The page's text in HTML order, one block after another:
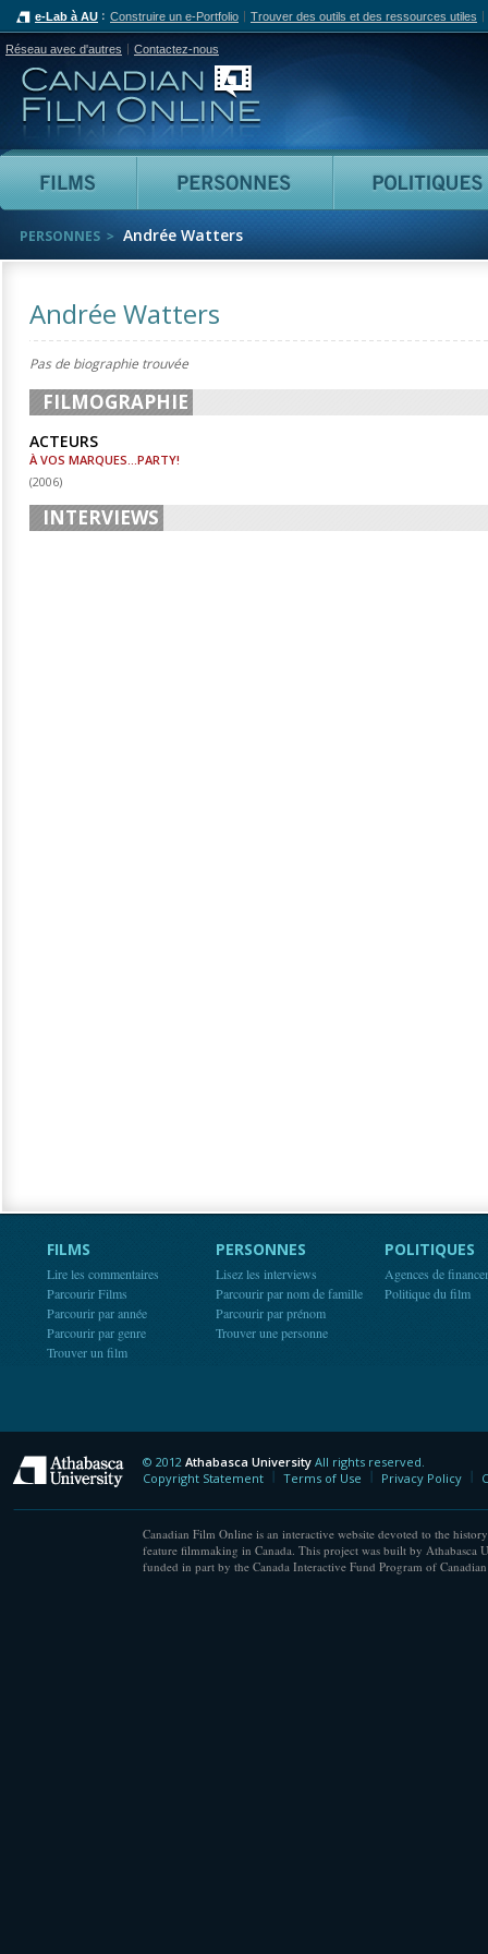
e-Lab à AU Construire un e-Portfolio Trouver des outils et des ressources utiles
Réseau avec d'autres Contactez-nous
Canadian Film Online
Films Personnes
PERSONNES Andrée Watters
Andrée Watters
Pas de biographie trouvée
FILMOGRAPHIE
ACTEURS
À VOS MARQUES...PARTY!
(2006)
INTERVIEWS
FILMS
Lire les commentaires
Parcourir Films
Parcourir par année
Parcourir par genre
Trouver un film
PERSONNES
Lisez les interviews
Parcourir par nom de famille
Parcourir par prénom
Trouver une personne
POLITIQUES
Agences de
Politique du film
Athabasca University
© 2012 Athabasca University All rights reserved.
Copyright Statement
Terms of Use Privacy Policy
Canadian Film Online is an interactive website devoted to the
feature filmmaking in Canada. This project was built by Athabasca
funded in part by the Canada Interactive Fund Program of